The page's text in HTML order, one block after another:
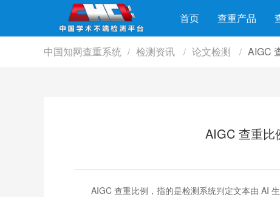
首页 查重产品
中国知网查重系统 / 检测资讯 / 论文检测 / AIGC
AIGC 查重比
AIGC 查重比例，指的是检测系统判定文本由 AI